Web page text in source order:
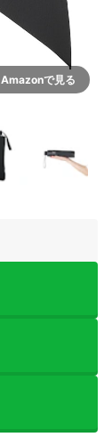
Amazonで見る